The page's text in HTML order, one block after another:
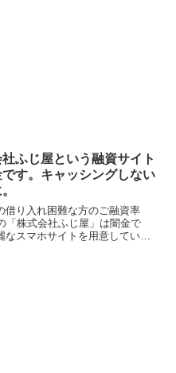
ふじ屋という融資サイト
です。キャッシングしない
借り入れ困難な方のご融資率
「株式会社ふじ屋」は闇金で
なスマホサイトを用意していま